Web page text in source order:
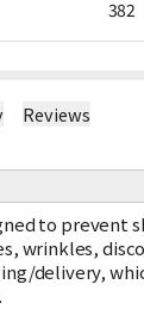
382
Reviews
to prevent
wrinkles,
delivery,